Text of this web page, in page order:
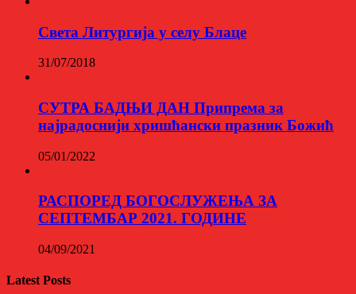
Света Литургија у селу Блаце
31/07/2018
СУТРА БАДЊИ ДАН Припрема за
најрадоснији хришћански празник Божић
05/01/2022
РАСПОРЕД БОГОСЛУЖЕЊА ЗА
СЕПТЕМБАР 2021. ГОДИНЕ
04/09/2021
Latest Posts